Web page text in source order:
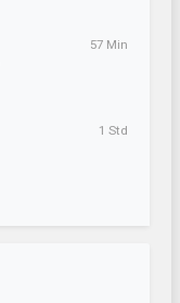
57 Min
1 Std